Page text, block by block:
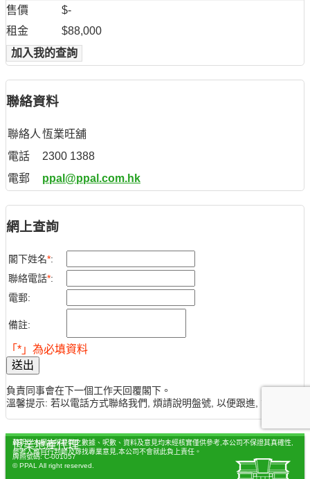
售價
$-
租金
$88,000
加入我的查詢
聯絡資料
聯絡人 恆業旺舖
電話
2300 1388
電郵
ppal@ppal.com.hk
網上查詢
閣下姓名*:
聯絡電話*:
電郵:
備註:
「*」為必填資料
送出
負責同事會在下一個工作天回覆閣下。
溫馨提示: 若以電話方式聯絡我們, 煩請說明盤號, 以便跟進, 謝謝。
聲明：本網站所提供之數據、呎數、資料及意見均未經核實僅供參考,本公司不保證其真確性,
參考人應自行判斷及尋找專業意見,本公司不會就此負上責任。
恆業地產代理
牌照號碼: C-001057
© PPAL All right reserved.